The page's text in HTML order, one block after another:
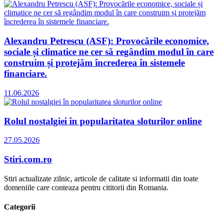
Alexandru Petrescu (ASF): Provocările economice,
sociale și climatice ne cer să regândim modul în care
construim și protejăm încrederea în sistemele
financiare.
11.06.2026
Rolul nostalgiei în popularitatea sloturilor online
27.05.2026
Stiri.com.ro
Stiri actualizate zilnic, articole de calitate si informatii din toate
domeniile care conteaza pentru cititorii din Romania.
Categorii